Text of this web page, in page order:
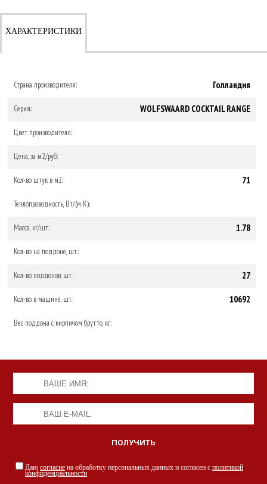
ХАРАКТЕРИСТИКИ
Страна производителя: Голландия
Серия: WOLFSWAARD COCKTAIL RANGE
Цвет производителя:
Цена, за м2/руб:
Кол-во штук в м2: 71
Теплопроводность, Вт/(м·К):
Масса, кг/шт: 1.78
Кол-во на поддоне, шт.:
Кол-во поддонов, шт.: 27
Кол-во в машине, шт.: 10692
Вес поддона с кирпичом брутто, кг:
Даю согласие на обработку персональных данных и согласен с политикой
конфиденциальности